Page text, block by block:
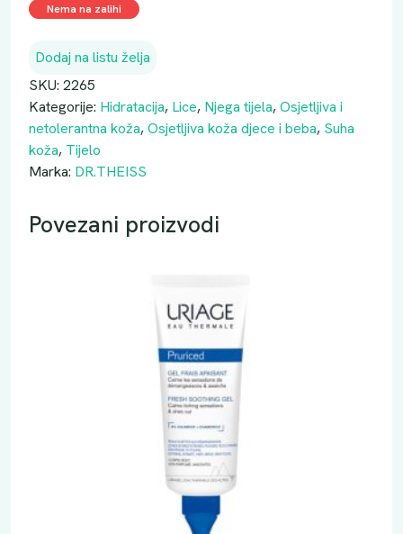
Nema na zalihi
Dodaj na listu želja
SKU: 2265
Kategorije: Hidratacija, Lice, Njega tijela,Osjetljiva i
netolerantna koža,Osjetljiva koža djece i beba, Suha
koža, Tijelo
Marka: DR.THEISS
Povezani proizvodi